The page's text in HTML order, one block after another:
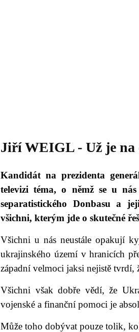
Jiří WEIGL - Už je na
Kandidát na prezidenta
televizi téma, o němž se u
separatistického Donbasu a
všichni, kterým jde o skutečné
Všichni u nás neustále opakují
ukrajinského území v hranicích
západní velmoci jaksi nejistě tvrdí,
Všichni však dobře vědí, že
vojenské a finanční pomoci je
Může toho dobývat pouze tolik,